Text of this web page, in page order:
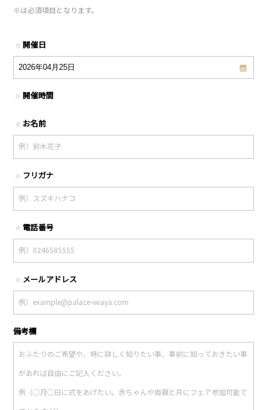
※は必須項目となります。
※ 開催日
※ 開催時間
※ お名前
※ フリガナ
※ 電話番号
※ メールアドレス
備考欄